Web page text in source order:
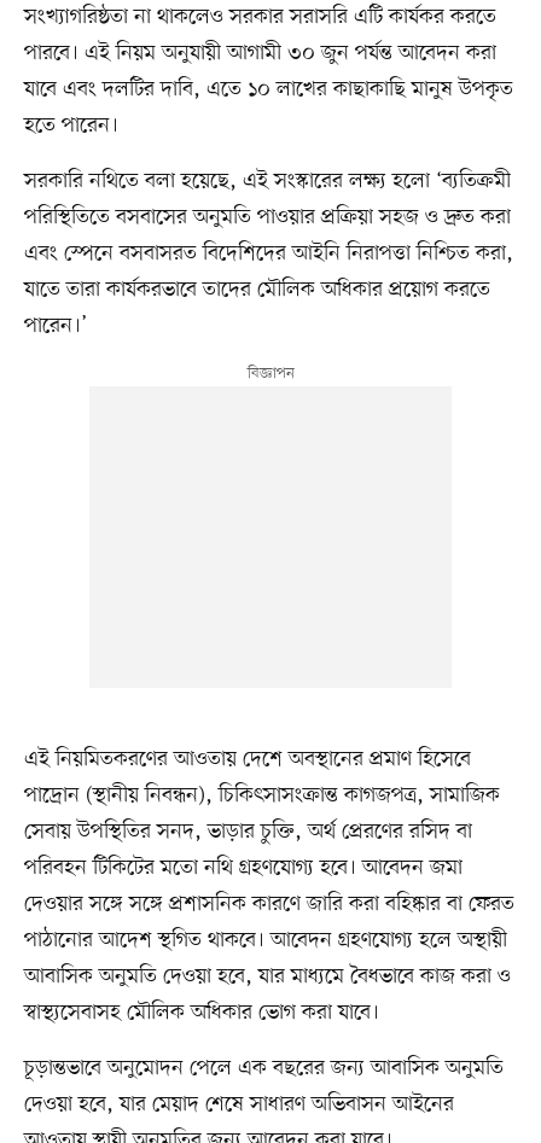
সংখ্যাগরিষ্ঠতা না থাকলেও সরকার সরাসরি এটি কার্যকর করতে
পারবে। এই নিয়ম অনুযায়ী আগামী ৩০ জুন পর্যন্ত আবেদন করা
যাবে এবং দলটির দাবি, এতে ১০ লাখের কাছাকাছি মানুষ উপকৃত
হতে পারেন।
সরকারি নথিতে বলা হয়েছে, এই সংস্কারের লক্ষ্য হলো ‘ব্যতিক্রমী
পরিস্থিতিতে বসবাসের অনুমতি পাওয়ার প্রক্রিয়া সহজ ও দ্রুত করা
এবং স্পেনে বসবাসরত বিদেশিদের আইনি নিরাপত্তা নিশ্চিত করা,
যাতে তারা কার্যকরভাবে তাদের মৌলিক অধিকার প্রয়োগ করতে
পারেন।’
এই নিয়মিতকরণের আওতায় দেশে অবস্থানের প্রমাণ হিসেবে
পাদ্রোন (স্থানীয় নিবন্ধন), চিকিৎসাসংক্রান্ত কাগজপত্র, সামাজিক
সেবায় উপস্থিতির সনদ, ভাড়ার চুক্তি, অর্থ প্রেরণের রসিদ বা
পরিবহন টিকিটের মতো নথি গ্রহণযোগ্য হবে। আবেদন জমা
দেওয়ার সঙ্গে সঙ্গে প্রশাসনিক কারণে জারি করা বহিষ্কার বা ফেরত
পাঠানোর আদেশ স্থগিত থাকবে। আবেদন গ্রহণযোগ্য হলে অস্থায়ী
আবাসিক অনুমতি দেওয়া হবে, যার মাধ্যমে বৈধভাবে কাজ করা ও
স্বাস্থ্যসেবাসহ মৌলিক অধিকার ভোগ করা যাবে।
চূড়ান্তভাবে অনুমোদন পেলে এক বছরের জন্য আবাসিক অনুমতি
দেওয়া হবে, যার মেয়াদ শেষে সাধারণ অভিবাসন আইনের